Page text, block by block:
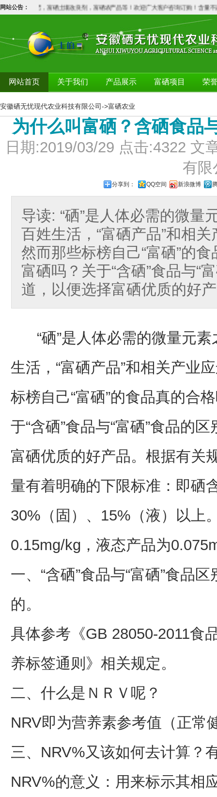
网站公告：
铬肥，锗肥，富硒土壤改良剂，富硒农产品等！欢迎广大客户咨询订购！含量不达
网站首页 关于我们 产品展示 富硒项目 荣
安徽硒无忧现代农业科技有限公司->富硒农业
为什么叫富硒？含硒食品
日期:2019/03/29 点击:4322 文
有限
分享到： QQ空间 新浪微博
导读: “硒”是人体必需的微量
百姓生活，“富硒产品”和相
然而那些标榜自己“富硒”的
富硒吗？关于“含硒”食品与“
道，以便选择富硒优质的好
“硒”是人体必需的微量元素
生活，“富硒产品”和相关产业
标榜自己“富硒”的食品真的合
于“含硒”食品与“富硒”食品的
富硒优质的好产品。根据有关
量有着明确的下限标准：即硒
30%（固）、15%（液）以上
0.15mg/kg，液态产品为
一、“含硒”食品与“富硒”食品
的。
具体参考《GB 28050-2011食
养标签通则》相关规定。
二、什么是ＮＲＶ呢？
NRV即为营养素参考值（正常
三、NRV%又该如何去计算？
NRV%的意义：用来标示其相